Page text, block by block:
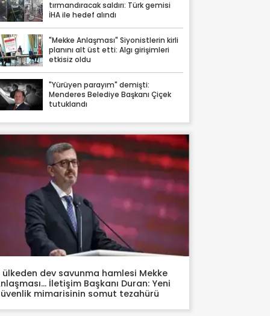
tırmandıracak saldırı: Türk gemisi
İHA ile hedef alındı
"Mekke Anlaşması" Siyonistlerin kirli
planını alt üst etti: Algı girişimleri
etkisiz oldu
"Yürüyen parayım" demişti:
Menderes Belediye Başkanı Çiçek
tutuklandı
ülkeden dev savunma hamlesi Mekke
İletişim Başkanı Duran: Yeni
mimarisinin somut tezahürü